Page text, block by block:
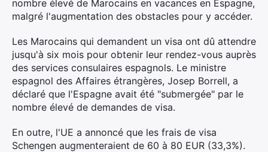
nombre élevé de Marocains en vacances en Espagne,
malgré l'augmentation des obstacles pour y accéder.
Les Marocains qui demandent un visa ont dû attendre
jusqu'à six mois pour obtenir leur rendez-vous auprès
des services consulaires espagnols. Le ministre
espagnol des Affaires étrangères, Josep Borrell, a
déclaré que l'Espagne avait été "submergée" par le
nombre élevé de demandes de visa.
En outre, l'UE a annoncé que les frais de visa
Schengen augmenteraient de 60 à 80 EUR (33,3%).